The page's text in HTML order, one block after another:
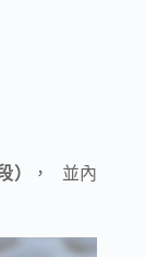
）
， 並內